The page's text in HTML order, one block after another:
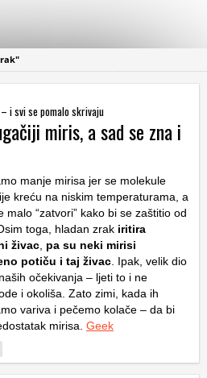
i svi se pomalo skrivaju
miris, a sad se zna i
manje mirisa jer se molekule
kreću na niskim temperaturama, a
malo “zatvori” kako bi se zaštitio od
toga, hladan zrak iritira
živac pa su neki mirisi
potiču i taj živac . Ipak, velik dio
očekivanja – ljeti to i ne
i okoliša. Zato zimi, kada ih
variva i pečemo kolače – da bi
mirisa. Geek